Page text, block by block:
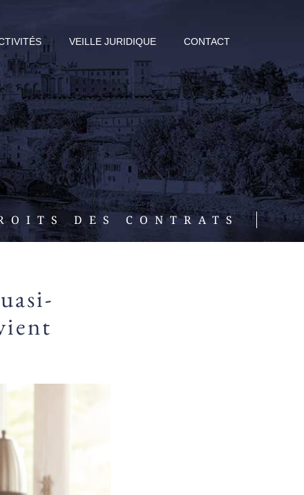
VEILLE JURIDIQUE CONTACT
DES CONTRATS